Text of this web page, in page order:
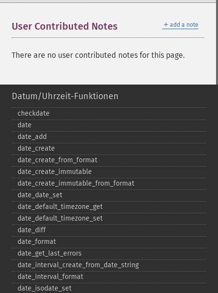
＋ add a note
User Contributed Notes
There are no user contributed notes for this page.
Datum/Uhrzeit-Funktionen
checkdate
date
date_​add
date_​create
date_​create_​from_​format
date_​create_​immutable
date_​create_​immutable_​from_​format
date_​date_​set
date_​default_​timezone_​get
date_​default_​timezone_​set
date_​diff
date_​format
date_​get_​last_​errors
date_​interval_​create_​from_​date_​string
date_​interval_​format
date_​isodate_​set